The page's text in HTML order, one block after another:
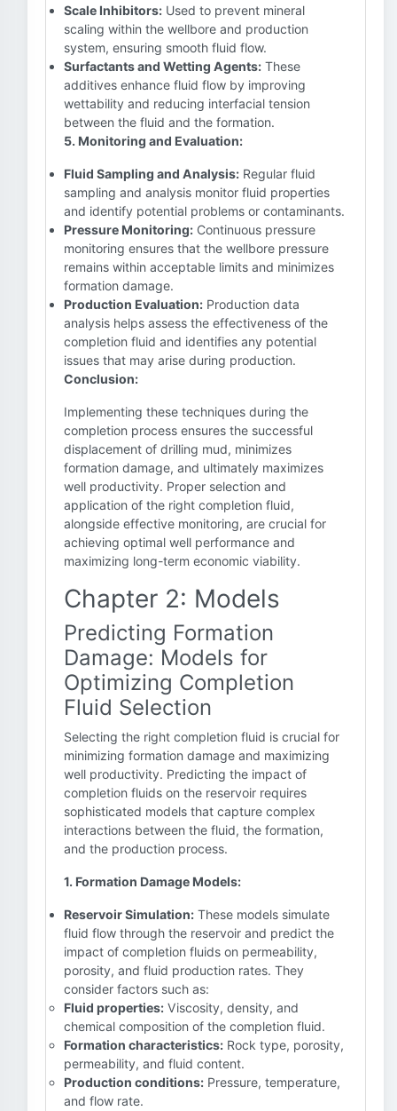
Scale Inhibitors: Used to prevent mineral
scaling within the wellbore and production
system, ensuring smooth fluid flow.
Surfactants and Wetting Agents: These
additives enhance fluid flow by improving
wettability and reducing interfacial tension
between the fluid and the formation.
5. Monitoring and Evaluation:
Fluid Sampling and Analysis: Regular fluid
sampling and analysis monitor fluid properties
and identify potential problems or contaminants.
Pressure Monitoring: Continuous pressure
monitoring ensures that the wellbore pressure
remains within acceptable limits and minimizes
formation damage.
Production Evaluation: Production data
analysis helps assess the effectiveness of the
completion fluid and identifies any potential
issues that may arise during production.
Conclusion:
Implementing these techniques during the
completion process ensures the successful
displacement of drilling mud, minimizes
formation damage, and ultimately maximizes
well productivity. Proper selection and
application of the right completion fluid,
alongside effective monitoring, are crucial for
achieving optimal well performance and
maximizing long-term economic viability.
Chapter 2: Models
Predicting Formation
Damage: Models for
Optimizing Completion
Fluid Selection
Selecting the right completion fluid is crucial for
minimizing formation damage and maximizing
well productivity. Predicting the impact of
completion fluids on the reservoir requires
sophisticated models that capture complex
interactions between the fluid, the formation,
and the production process.
1. Formation Damage Models:
Reservoir Simulation: These models simulate
fluid flow through the reservoir and predict the
impact of completion fluids on permeability,
porosity, and fluid production rates. They
consider factors such as:
Fluid properties: Viscosity, density, and
chemical composition of the completion fluid.
Formation characteristics: Rock type, porosity,
permeability, and fluid content.
Production conditions: Pressure, temperature,
and flow rate.